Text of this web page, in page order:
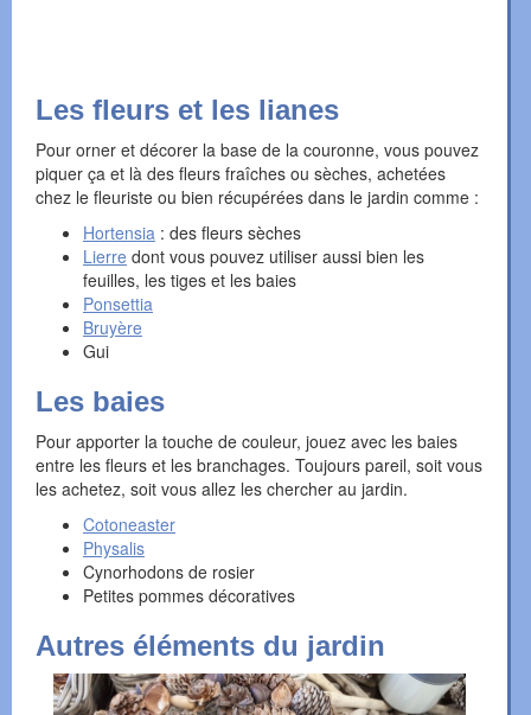
Les fleurs et les lianes
Pour orner et décorer la base de la couronne, vous pouvez
piquer ça et là des fleurs fraîches ou sèches, achetées
chez le fleuriste ou bien récupérées dans le jardin comme :
Hortensia : des fleurs sèches
Lierre dont vous pouvez utiliser aussi bien les
feuilles, les tiges et les baies
Ponsettia
Bruyère
Gui
Les baies
Pour apporter la touche de couleur, jouez avec les baies
entre les fleurs et les branchages. Toujours pareil, soit vous
les achetez, soit vous allez les chercher au jardin.
Cotoneaster
Physalis
Cynorhodons de rosier
Petites pommes décoratives
Autres éléments du jardin